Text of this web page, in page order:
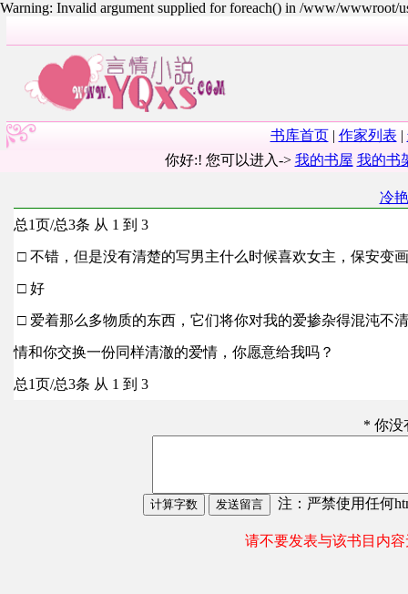
Warning: Invalid argument supplied for foreach() in /www/wwwroot/
书库首页| 作家列表 |
你好:! 您可以进入-> 我的书屋 我的书
冷
总1页/总3条 从 1 到 3
□ 不错，但是没有清楚的写男主什么时候喜欢女主，保安变
□ 好
□ 爱着那么多物质的东西，它们将你对我的爱掺杂得混沌不
情和你交换一份同样清澈的爱情，你愿意给我吗？
总1页/总3条 从 1 到 3
* 你没
注：严禁使用任何
请不要发表与该书目内